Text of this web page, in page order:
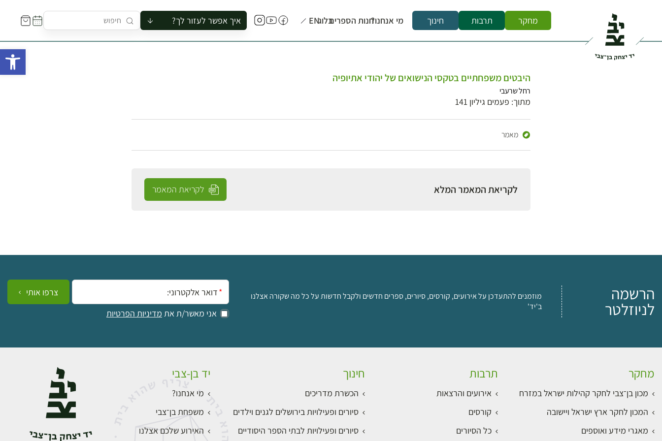
מחקר תרבות חינוך מי אנחנו?חנות הספריםבלוגEN איך אפשר לעזור לך?
להזמין סיור לקבוצה
היבטים משפחתיים בטקסי הנישואים של יהודי אתיופיה
רחל שרעבי
מתוך: פעמים גיליון 141
מאמר
לקריאת המאמר המלא לקריאת המאמר
הרשמה
לניוזלטר
מוזמנים להתעדכן על אירועים, קורסים, סיורים, ספרים חדשים ולקבל חדשות על כל מה שקורה אצלנו
ב'יד'
אימייל:
אני מאשר/ת את מדיניות הפרטיות
צרפו אותי
מחקר
מכון בן־צבי לחקר קהילות ישראל במזרח
המכון לחקר ארץ ישראל ויישובה
מאגרי מידע ואוספים
תרבות
אירועים והרצאות
קורסים
כל הסיורים
חינוך
הכשרת מדריכים
סיורים ופעילויות בירושלים לגנים וילדים
סיורים ופעילויות לבתי הספר היסודיים
יד בן-צבי
מי אנחנו?
משפחת בן־צבי
האירוע שלכם אצלנו